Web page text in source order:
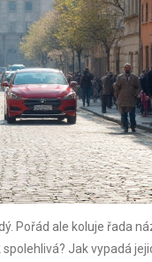
Pořád ale koluje řada
Jak vypadá